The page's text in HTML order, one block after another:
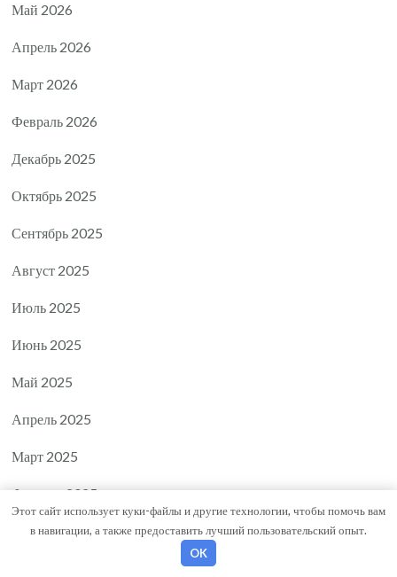
Май 2026
Апрель 2026
Март 2026
Февраль 2026
Декабрь 2025
Октябрь 2025
Сентябрь 2025
Август 2025
Июль 2025
Июнь 2025
Май 2025
Апрель 2025
Март 2025
Февраль 2025
Январь 2025
Этот сайт использует куки-файлы и другие технологии, чтобы помочь вам
в навигации, а также предоставить лучший пользовательский опыт.
OK